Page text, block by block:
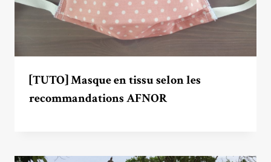
[TUTO] Masque en tissu selon les
recommandations AFNOR